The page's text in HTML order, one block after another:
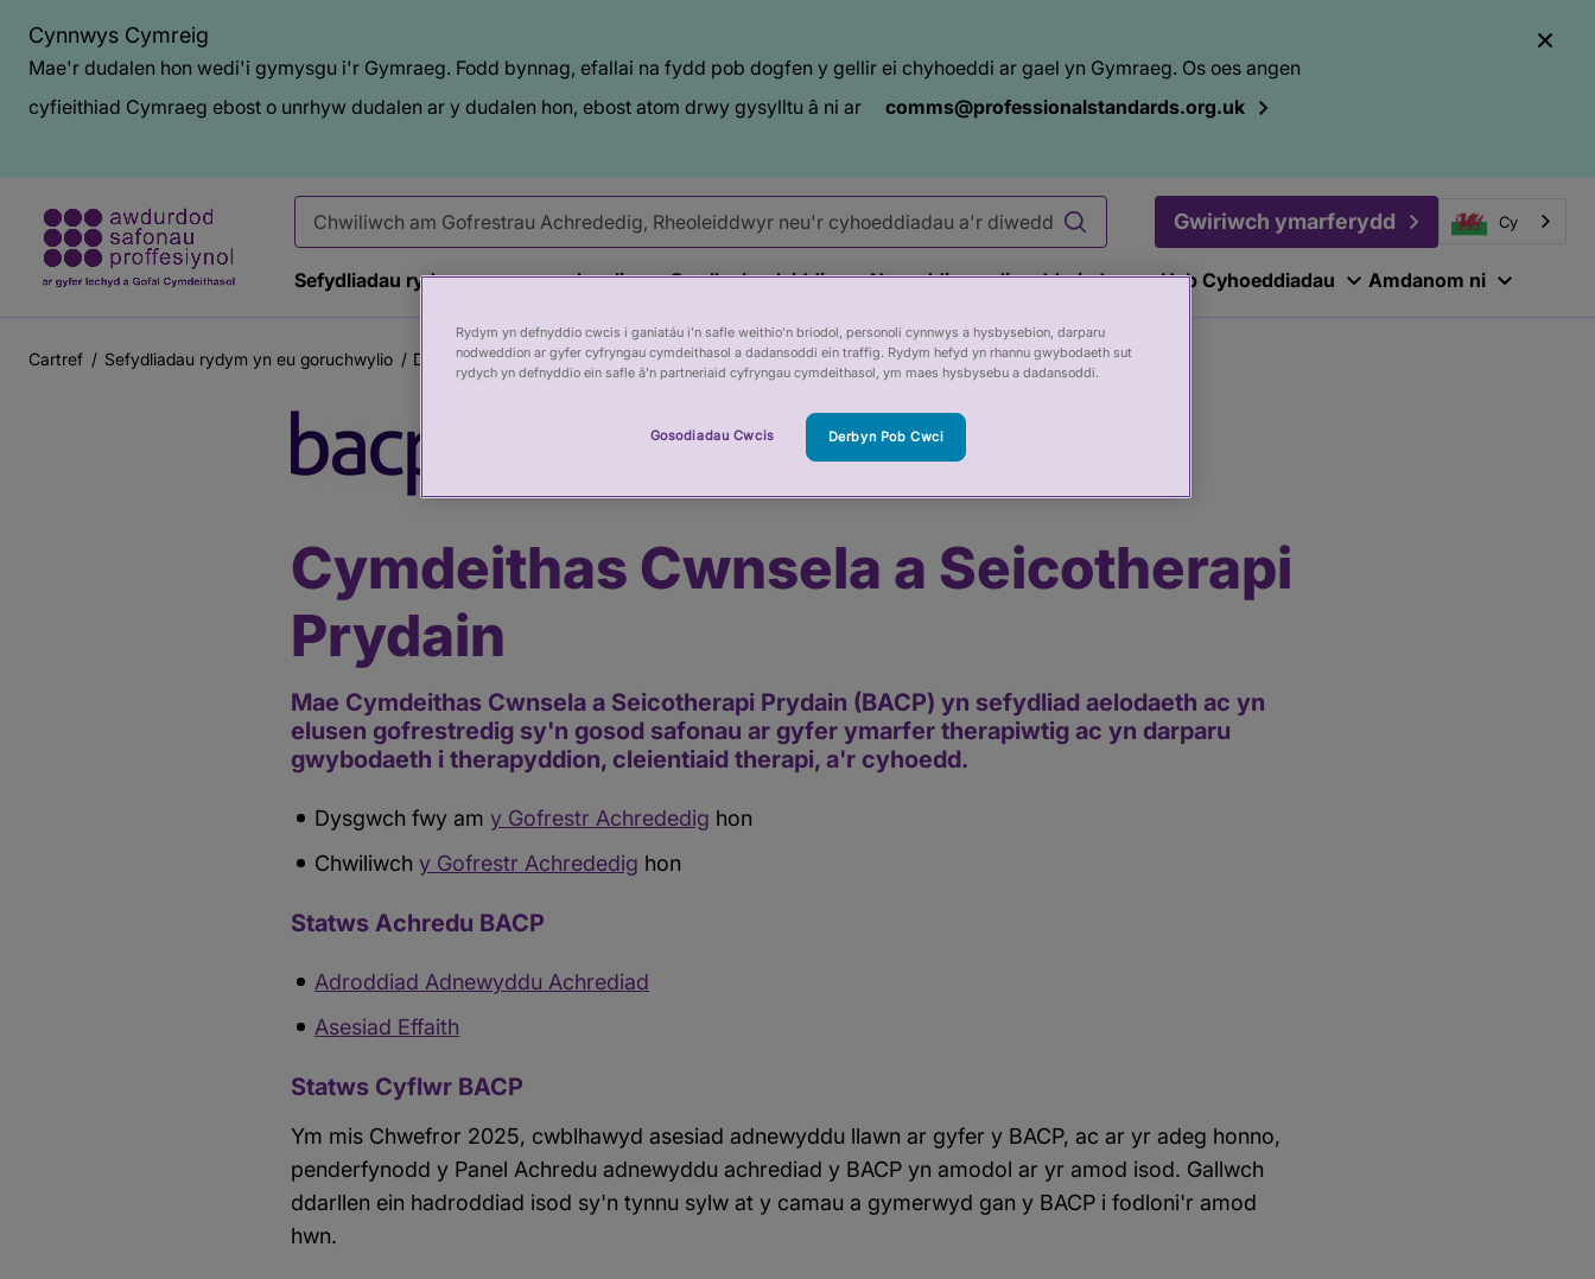
Cynnwys Cymreig
Mae'r dudalen hon wedi'i gymysgu i'r Gymraeg. Fodd bynnag, efallai na fydd pob dogfen y gellir ei chyhoeddi ar gael yn Gymraeg. Os oes angen
cyfieithiad Cymraeg ebost o unrhyw dudalen ar y dudalen hon, ebost atom drwy gysylltu â ni ar
comms@professionalstandards.org.uk
Gwiriwch ymarferydd Cy
Sefydliadau rydym yn eu goruchwylio Gwella rheoleiddio Newyddion a diweddariadau Hyb Cyhoeddiadau Amdanom ni
Briwsion
Cartref Sefydliadau rydym yn eu goruchwylio Dod o hyd i Gofrestr Achrededig Cymdeithas Cwnsela a Seicotherapi Prydain
Cymdeithas Cwnsela a Seicotherapi
Prydain
Mae Cymdeithas Cwnsela a Seicotherapi Prydain (BACP) yn sefydliad aelodaeth ac yn
elusen gofrestredig sy'n gosod safonau ar gyfer ymarfer therapiwtig ac yn darparu
gwybodaeth i therapyddion, cleientiaid therapi, a'r cyhoedd.
Dysgwch fwy am y Gofrestr Achrededig hon
Chwiliwch y Gofrestr Achrededig hon
Statws Achredu BACP
Adroddiad Adnewyddu Achrediad
Asesiad Effaith
Statws Cyflwr BACP
Ym mis Chwefror 2025, cwblhawyd asesiad adnewyddu llawn ar gyfer y BACP, ac ar yr adeg honno,
penderfynodd y Panel Achredu adnewyddu achrediad y BACP yn amodol ar yr amod isod. Gallwch
ddarllen ein hadroddiad isod sy'n tynnu sylw at y camau a gymerwyd gan y BACP i fodloni'r amod
hwn.
Rydym yn defnyddio cwcis i ganiatáu i’n safle weithio’n briodol, personoli cynnwys a hysbysebion, darparu
nodweddion ar gyfer cyfryngau cymdeithasol a dadansoddi ein traffig. Rydym hefyd yn rhannu gwybodaeth sut
rydych yn defnyddio ein safle â’n partneriaid cyfryngau cymdeithasol, ym maes hysbysebu a dadansoddi.
Gosodiadau Cwcis Derbyn Pob Cwci